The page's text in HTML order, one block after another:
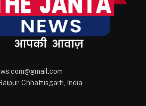
Chhattisgarh, India